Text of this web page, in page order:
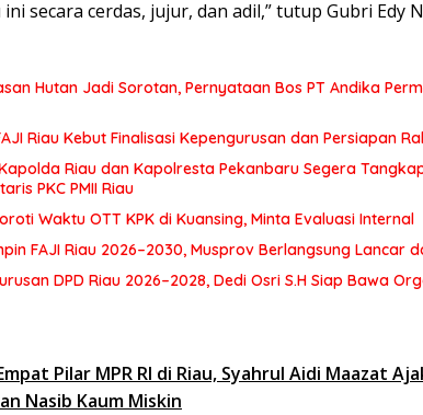
secara cerdas, jujur, dan adil,” tutup Gubri Edy
Hutan Jadi Sorotan, Pernyataan Bos PT Andika
Riau Kebut Finalisasi Kepengurusan dan Persiapan
Riau dan Kapolresta Pekanbaru Segera
PKC PMII Riau
Waktu OTT KPK di Kuansing, Minta Evaluasi Internal
FAJI Riau 2026–2030, Musprov Berlangsung Lancar
DPD Riau 2026–2028, Dedi Osri S.H Siap Bawa
Pilar MPR RI di Riau, Syahrul Aidi Maazat
Nasib Kaum Miskin